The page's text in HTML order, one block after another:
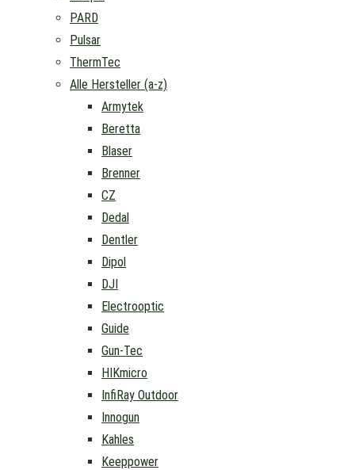
PARD
Pulsar
ThermTec
Alle Hersteller (a-z)
Armytek
Beretta
Blaser
Brenner
CZ
Dedal
Dentler
Dipol
DJI
Electrooptic
Guide
Gun-Tec
HIKmicro
InfiRay Outdoor
Innogun
Kahles
Keeppower